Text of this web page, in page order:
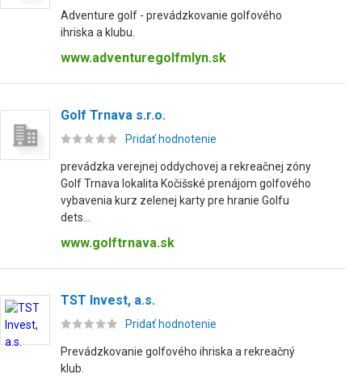
Adventure golf - prevádzkovanie golfového
ihriska a klubu.
www.adventuregolfmlyn.sk
Golf Trnava s.r.o.
Pridať hodnotenie
prevádzka verejnej oddychovej a rekreačnej zóny
Golf Trnava lokalita Kočišské prenájom golfového
vybavenia kurz zelenej karty pre hranie Golfu
dets...
www.golftrnava.sk
TST Invest, a.s.
Pridať hodnotenie
Prevádzkovanie golfového ihriska a rekreačný
klub.